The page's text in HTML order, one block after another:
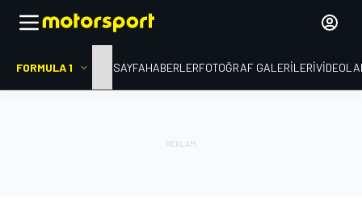
FORMULA 1 ANA SAYFAHABERLERFOTOĞRAF GALERILERI